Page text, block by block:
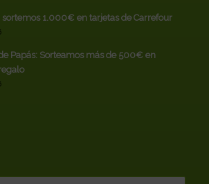
sortemos 1.000€ en tarjetas de Carrefour
Papás: Sorteamos más de 500€ en